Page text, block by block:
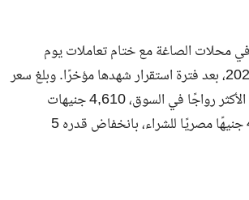
محلات الصاغة مع ختام تعاملات يوم
الجمعة 8 أغسطس 2025، بعد فترة استقرار شهدها مؤخرًا. وبلغ سعر
الذهب عيار 21، وهو الأكثر رواجًا في السوق، 4,610 جنيهات
مصرية للبيع و4,585 جنيهًا مصريًا للشراء، بانخفاض قدره 5